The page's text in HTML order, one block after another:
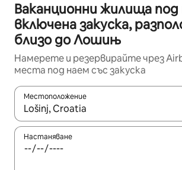
Ваканционни жилища под
включена закуска,
близо до Лошињ
Намерете и резервирайте чрез
места под наем със закуска
Местоположение
Когато резултатите се покажат,
Настаняване